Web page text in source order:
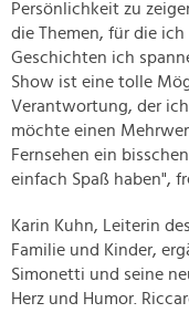
Persönlichkeit zu
die Themen, für die
Geschichten ich
Show ist eine tolle
Verantwortung, der
möchte einen
Fernsehen ein
einfach Spaß haben",
Karin Kuhn, Leiterin
Familie und Kinder,
Simonetti und seine
Herz und Humor.